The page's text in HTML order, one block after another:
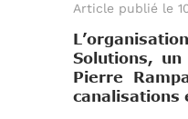
Article publié le
Solutions,
Pierre
canalisations